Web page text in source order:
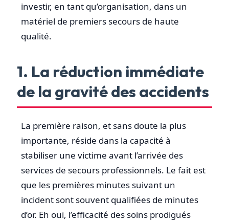
investir, en tant qu’organisation, dans un
matériel de premiers secours de haute
qualité.
1. La réduction immédiate
de la gravité des accidents
La première raison, et sans doute la plus
importante, réside dans la capacité à
stabiliser une victime avant l’arrivée des
services de secours professionnels. Le fait est
que les premières minutes suivant un
incident sont souvent qualifiées de minutes
d’or. Eh oui, l’efficacité des soins prodigués